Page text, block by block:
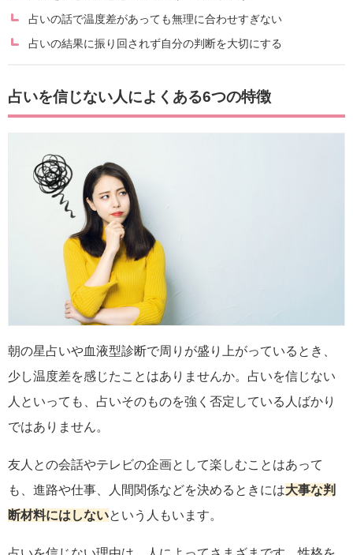
占いの話で温度差があっても無理に合わせすぎない
占いの結果に振り回されず自分の判断を大切にする
占いを信じない人によくある6つの特徴
朝の星占いや血液型診断で周りが盛り上がっているとき、
少し温度差を感じたことはありませんか。占いを信じない
人といっても、占いそのものを強く否定している人ばかり
ではありません。
友人との会話やテレビの企画として楽しむことはあって
も、進路や仕事、人間関係などを決めるときには大事な判
断材料にはしないという人もいます。